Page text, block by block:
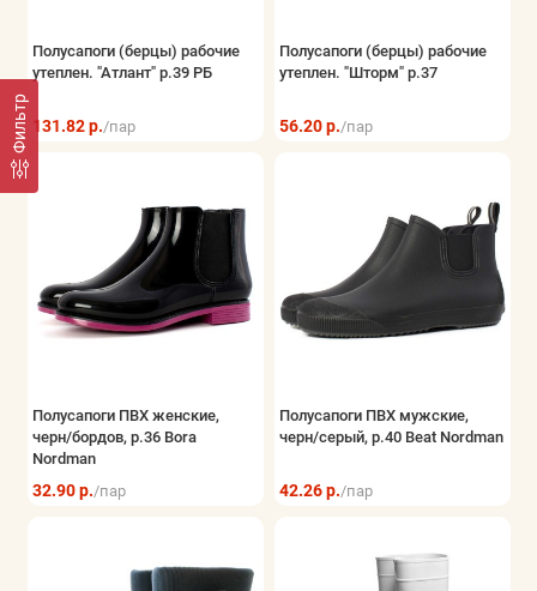
Фильтр
Полусапоги (берцы) рабочие
утеплен. "Атлант" р.39 РБ
131.82 р./пар
Полусапоги (берцы) рабочие
утеплен. "Шторм" р.37
56.20 р./пар
Полусапоги ПВХ женские,
черн/бордов, р.36 Bora
Nordman
32.90 р./пар
Полусапоги ПВХ мужские,
черн/серый, р.40 Beat Nordman
42.26 р./пар